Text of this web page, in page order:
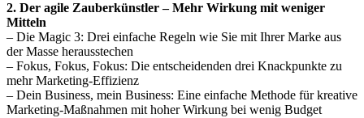
2. Der agile Zauberkünstler – Mehr Wirkung mit weniger
Mitteln
– Die Magic 3: Drei einfache Regeln wie Sie mit Ihrer Marke aus
der Masse herausstechen
– Fokus, Fokus, Fokus: Die entscheidenden drei Knackpunkte zu
mehr Marketing-Effizienz
– Dein Business, mein Business: Eine einfache Methode für kreative
Marketing-Maßnahmen mit hoher Wirkung bei wenig Budget